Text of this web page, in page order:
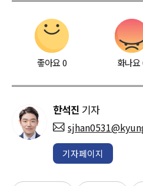
좋아요0 화나요
한석진 기자
기자페이지